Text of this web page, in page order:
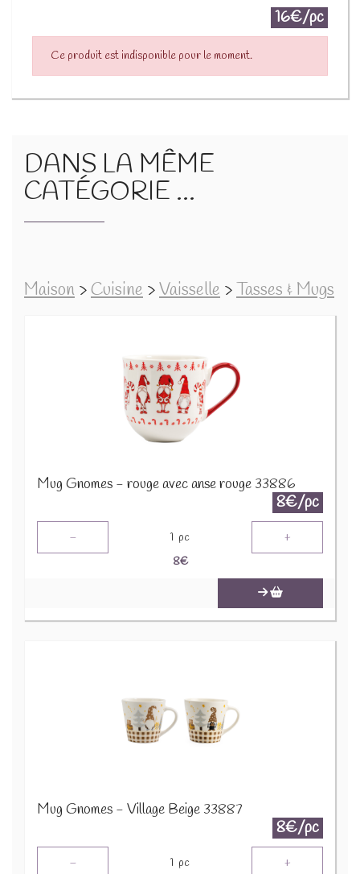
16€/pc
Ce produit est indisponible pour le moment.
DANS LA MÊME
CATÉGORIE ...
Maison >Cuisine >Vaisselle >Tasses & Mugs
Mug Gnomes - rouge avec anse rouge 33886
8€/pc
- 1 pc +
8€
Mug Gnomes - Village Beige 33887
8€/pc
- 1 pc +